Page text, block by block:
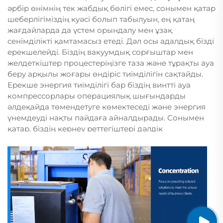
жаңартуға мүмкіндік берді. Тапсырыс берушілердің
кері байланысы біздің қозғаушы күшіміз болып
табылады, көптеген шетелдік серіктестер
құрылғыларымыздың сенімділігі мен қызмет көрсету
тиімділігіне жоғары баға беруде.
Қазір Jinan Golden Bridge Precision Machinery
компаниясы ғылыми-техникалық кәсіпорынға
айналып, өзінің зерттеу, өндіріс және сауда
салаларында жетілдіру жолында үздіксіз жүріп
келеді. Біз технологиялық жаңалықтарды іздеуді
жалғастырып, индустриялық автоматтандыруды
сандық түрде түрлендіруге және әлемнің әртүрлі
аймақтарындағы тұтынушыларға тиімді және
сенімді шешімдер ұсынуға ықласымызды
аяқтамаймыз. Болашақта жаңалық жасауды іргетас
етіп, көбірек «Golden Bridges» байланыстырып,
дәлдік машина жасау әлемін ашуға тырысамыз.
әрбір өнімнің тек жабдық бөлігі емес, сонымен қатар
шеберлігіміздің куәсі болып табылуын, ең қатаң
жағдайларда да үстем орындалу мен ұзақ
сенімділікті қамтамасыз етеді. Дәл осы адалдық бізді
ерекшелейді. Біздің вакуумдық сорғыштар мен
желдеткіштер процестеріңізге таза және тұрақты ауа
беру арқылы жоғары өндіріс тиімділігін сақтайды.
Ерекше энергия тиімділігі бар біздің винтті ауа
компрессорлары операциялық шығындарды
әлдеқайда төмендетуге көмектеседі және энергия
үнемдеуді нақты пайдаға айналдырады. Сонымен
қатар, біздің кернеу реттегіштері дәлдік
мықты сызығы ретінде қызмет етеді және электр
желісіндегі тербелістерден туындайтын қымбатқа
түсетін шығындарды жояды.
Golden Bridge – бұл тек қана жабдық құрал-жабдық
әзірлеуші емес, сонымен қатар сіздің стратегиялық
серіктесіңіз. Бастапқы талаптарды талдаудан бастап,